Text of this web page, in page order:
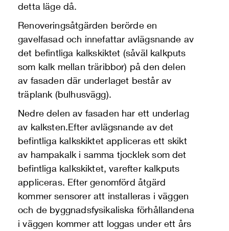
detta läge då.
Renoveringsåtgärden berörde en
gavelfasad och innefattar avlägsnande av
det befintliga kalkskiktet (såväl kalkputs
som kalk mellan träribbor) på den delen
av fasaden där underlaget består av
träplank (bulhusvägg).
Nedre delen av fasaden har ett underlag
av kalksten.Efter avlägsnande av det
befintliga kalkskiktet appliceras ett skikt
av hampakalk i samma tjocklek som det
befintliga kalkskiktet, varefter kalkputs
appliceras. Efter genomförd åtgärd
kommer sensorer att installeras i väggen
och de byggnadsfysikaliska förhållandena
i väggen kommer att loggas under ett års